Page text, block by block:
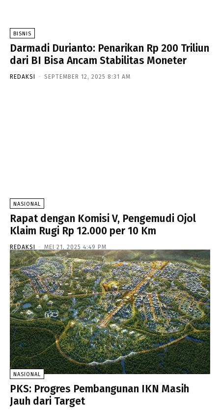
BISNIS
Darmadi Durianto: Penarikan Rp 200 Triliun
dari BI Bisa Ancam Stabilitas Moneter
REDAKSI - SEPTEMBER 12, 2025 8:31 AM
NASIONAL
Rapat dengan Komisi V, Pengemudi Ojol
Klaim Rugi Rp 12.000 per 10 Km
REDAKSI - MEI 21, 2025 4:49 PM
NASIONAL
PKS: Progres Pembangunan IKN Masih
Jauh dari Target